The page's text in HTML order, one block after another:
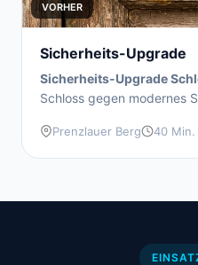
VORHER
Sicherheits-Upgrade
Sicherheits-Upgrade
Schloss gegen modernes
Prenzlauer Berg 40 Min.